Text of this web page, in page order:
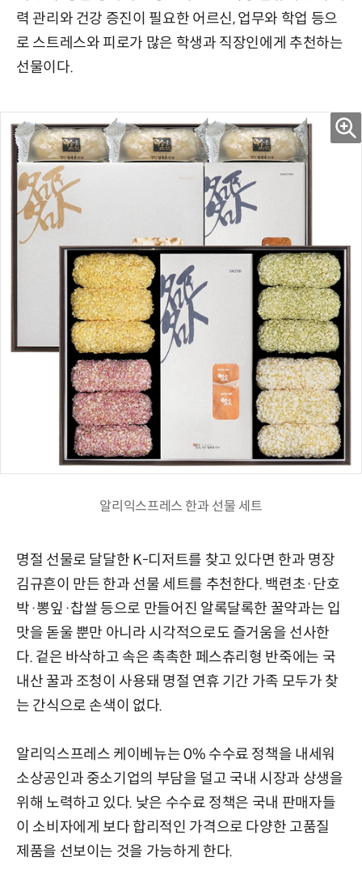
력 관리와 건강 증진이 필요한 어르신, 업무와 학업 등으
로 스트레스와 피로가 많은 학생과 직장인에게 추천하는
선물이다.
알리익스프레스 한과 선물 세트
명절 선물로 달달한 K-디저트를 찾고 있다면 한과 명장
김규흔이 만든 한과 선물 세트를 추천한다. 백련초·단호
박·뽕잎·찹쌀 등으로 만들어진 알록달록한 꿀약과는 입
맛을 돋울 뿐만 아니라 시각적으로도 즐거움을 선사한
다. 겉은 바삭하고 속은 촉촉한 페스츄리형 반죽에는 국
내산 꿀과 조청이 사용돼 명절 연휴 기간 가족 모두가 찾
는 간식으로 손색이 없다.
알리익스프레스 케이베뉴는 0% 수수료 정책을 내세워
소상공인과 중소기업의 부담을 덜고 국내 시장과 상생을
위해 노력하고 있다. 낮은 수수료 정책은 국내 판매자들
이 소비자에게 보다 합리적인 가격으로 다양한 고품질
제품을 선보이는 것을 가능하게 한다.